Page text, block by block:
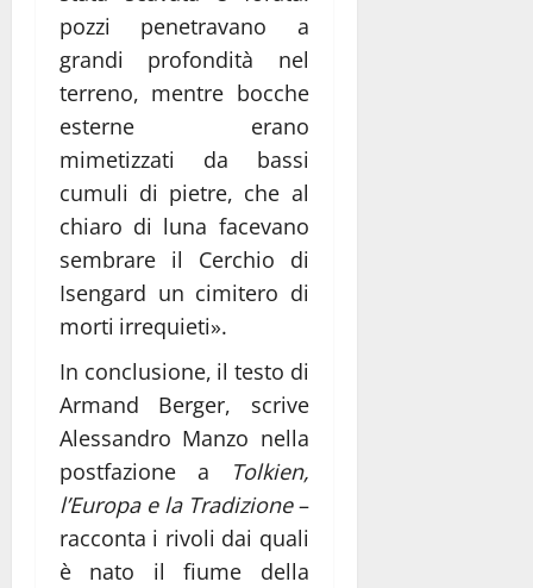
pozzi penetravano a
grandi profondità nel
terreno, mentre bocche
esterne erano
mimetizzati da bassi
cumuli di pietre, che al
chiaro di luna facevano
sembrare il Cerchio di
Isengard un cimitero di
morti irrequieti».
In conclusione, il testo di
Armand Berger, scrive
Alessandro Manzo nella
postfazione a
Tolkien,
l’Europa e la Tradizione–
racconta i rivoli dai quali
è nato il fiume della